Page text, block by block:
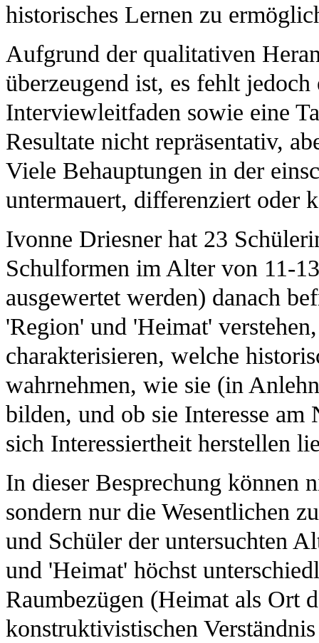
historisches Lernen zu
Aufgrund der qualitativen
überzeugend ist, es fehlt
Interviewleitfaden sowie eine
Resultate nicht repräsentativ,
Viele Behauptungen in der
untermauert, differenziert oder
Ivonne Driesner hat 23
Schulformen im Alter von 11-
ausgewertet werden) danach
'Region' und 'Heimat'
charakterisieren, welche
wahrnehmen, wie sie (in
bilden, und ob sie Interesse am
sich Interessiertheit herstellen
In dieser Besprechung können
sondern nur die Wesentlichen
und Schüler der untersuchten
und 'Heimat' höchst
Raumbezügen (Heimat als Ort
konstruktivistischen